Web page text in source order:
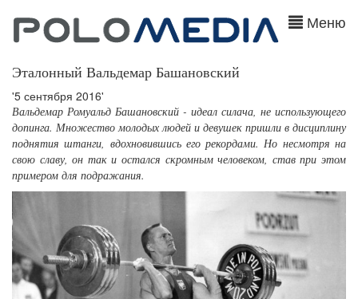
Меню
Эталонный Вальдемар Башановский
'5 сентября 2016'
Вальдемар Ромуальд Башановский - идеал силача, не использующего
допинга. Множество молодых людей и девушек пришли в дисциплину
поднятия штанги, вдохновившись его рекордами. Но несмотря на
свою славу, он так и остался скромным человеком, став при этом
примером для подражания.